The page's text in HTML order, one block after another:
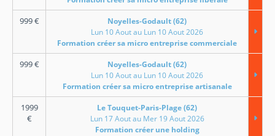
999€
Noyelles-Godault (62)
Lun 10 Aout au Lun 10 Aout 2026
Formation créer sa micro entreprise commerciale
999€
Noyelles-Godault (62)
Lun 10 Aout au Lun 10 Aout 2026
Formation créer sa micro entreprise artisanale
1999
€
Le Touquet-Paris-Plage (62)
Lun 17 Aout au Mer 19 Aout 2026
Formation créer une holding